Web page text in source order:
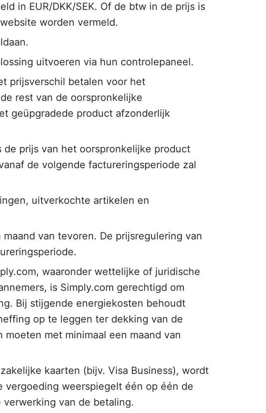
in EUR/DKK/SEK. Of de btw in de prijs is
worden vermeld.
uitvoeren via hun controlepaneel.
prijsverschil betalen voor het
rest van de oorspronkelijke
geüpgradede product afzonderlijk
prijs van het oorspronkelijke product
de volgende factureringsperiode zal
uitverkochte artikelen en
van tevoren. De prijsregulering van
waaronder wettelijke of juridische
is Simply.com gerechtigd om
Bij stijgende energiekosten behoudt
op te leggen ter dekking van de
met minimaal een maand van
kaarten (bijv. Visa Business), wordt
weerspiegelt één op één de
van de betaling.